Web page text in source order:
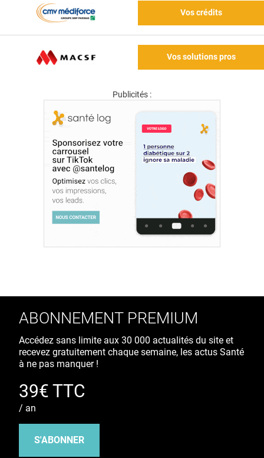
Vos crédits
Vos solutions pros
Publicités :
ABONNEMENT PREMIUM
Accédez sans limite aux 30 000 actualités du site et
recevez gratuitement chaque semaine, les actus Santé
à ne pas manquer !
39€ TTC
/ an
S'ABONNER